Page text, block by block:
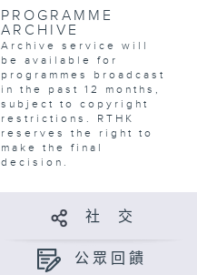
PROGRAMME
ARCHIVE
Archive service will
be available for
programmes broadcast
in the past 12 months,
subject to copyright
restrictions. RTHK
reserves the right to
make the final
decision.
社 交
公眾回饋